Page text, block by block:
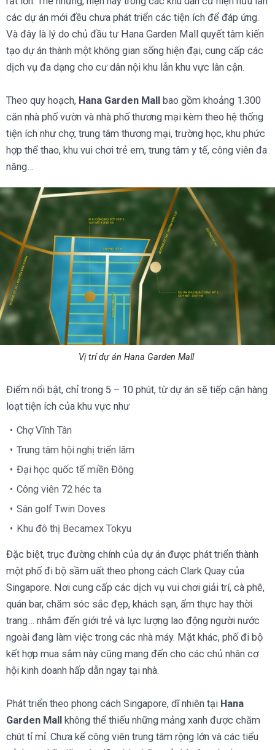
các dự án mới đều chưa phát triển các tiện ích để đáp ứng.
Và đây là lý do chủ đầu tư Hana Garden Mall quyết tâm kiến
tạo dự án thành một không gian sống hiện đại, cung cấp các
dịch vụ đa dạng cho cư dân nội khu lẫn khu vực lân cận.
Theo quy hoạch, Hana Garden Mall
bao gồm khoảng 1.300
căn nhà phố vườn và nhà phố thương mại kèm theo hệ thống
tiện ích như chợ, trung tâm thương mại, trường học, khu phức
hợp thể thao, khu vui chơi trẻ em, trung tâm y tế, công viên đa
năng…
Vị trí dự án Hana Garden Mall
Điểm nổi bật, chỉ trong 5 – 10 phút, từ dự án sẽ tiếp cận hàng
loạt tiện ích của khu vực như
Chợ Vĩnh Tân
Trung tâm hội nghị triển lãm
Đại học quốc tế miền Đông
Công viên 72 héc ta
Sân golf Twin Doves
Khu đô thị Becamex Tokyu
Đặc biệt, trục đường chính của dự án được phát triển thành
một phố đi bộ sầm uất theo phong cách Clark Quay của
Singapore. Nơi cung cấp các dịch vụ vui chơi giải trí, cà phê,
quán bar, chăm sóc sắc đẹp, khách sạn, ẩm thực hay thời
trang… nhắm đến giới trẻ và lực lượng lao động người nước
ngoài đang làm việc trong các nhà máy. Mặt khác, phố đi bộ
kết hợp mua sắm này cũng mang đến cho các chủ nhân cơ
hội kinh doanh hấp dẫn ngay tại nhà.
Phát triển theo phong cách Singapore, dĩ nhiên tại Hana
Garden Mall
không thể thiếu những mảng xanh được chăm
chút tỉ mỉ. Chưa kể công viên trung tâm rộng lớn và các tiểu